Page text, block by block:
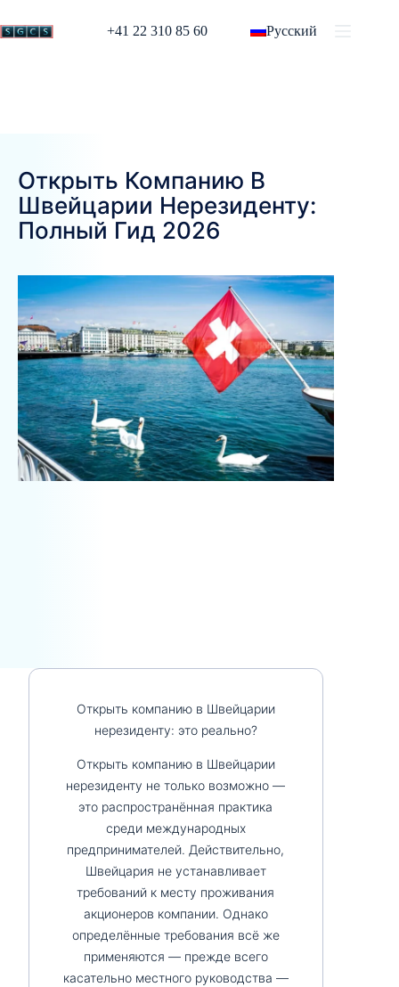
+41 22 310 85 60 Русский
Открыть Компанию В
Швейцарии Нерезиденту:
Полный Гид 2026
Открыть компанию в Швейцарии
нерезиденту: это реально?
Открыть компанию в Швейцарии
нерезиденту не только возможно —
это распространённая практика
среди международных
предпринимателей. Действительно,
Швейцария не устанавливает
требований к месту проживания
акционеров компании. Однако
определённые требования всё же
применяются — прежде всего
касательно местного руководства —